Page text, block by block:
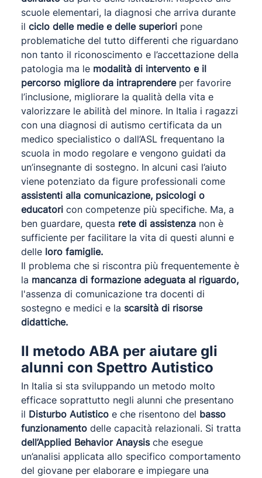
scuole elementari, la diagnosi che arriva durante
il ciclo delle medie e delle superiori pone
problematiche del tutto differenti che riguardano
non tanto il riconoscimento e l’accettazione della
patologia ma le modalità di intervento e il
percorso migliore da intraprendereper favorire
l’inclusione, migliorare la qualità della vita e
valorizzare le abilità del minore. In Italia i ragazzi
con una diagnosi di autismo certificata da un
medico specialistico o dall’ASL frequentano la
scuola in modo regolare e vengono guidati da
un’insegnante di sostegno. In alcuni casi l’aiuto
viene potenziato da figure professionali come
assistenti alla comunicazione, psicologi o
educatori con competenze più specifiche. Ma, a
ben guardare, questa rete di assistenza non è
sufficiente per facilitare la vita di questi alunni e
delle loro famiglie.
Il problema che si riscontra più frequentemente è
la mancanza di formazione adeguata al riguardo,
l'assenza di comunicazione tra docenti di
sostegno e medici e la scarsità di risorse
didattiche.
Il metodo ABA per aiutare gli
alunni con Spettro Autistico
In Italia si sta sviluppando un metodo molto
efficace soprattutto negli alunni che presentano
il Disturbo Autistico e che risentono del basso
funzionamento delle capacità relazionali. Si tratta
dell’Applied Behavior Anaysische esegue
un’analisi applicata allo specifico comportamento
del giovane per elaborare e impiegare una